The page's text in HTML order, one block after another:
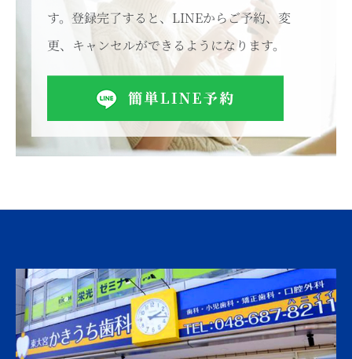
す。登録完了すると、LINEからご予約、変
更、キャンセルができるようになります。